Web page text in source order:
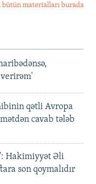
bütün materialları burada
qətli Avropa
cavab tələb
Hakimiyyət Əli
son qoymalıdır